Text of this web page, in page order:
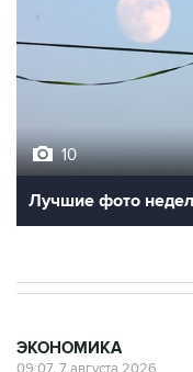
10
Лучшие фото
ЭКОНОМИКА